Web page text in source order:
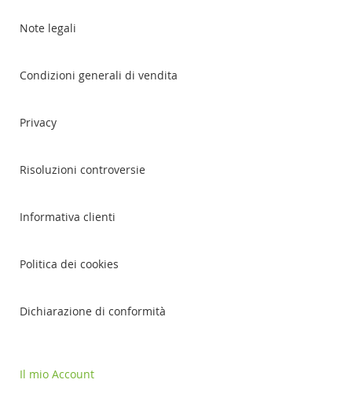
Note legali
Condizioni generali di vendita
Privacy
Risoluzioni controversie
Informativa clienti
Politica dei cookies
Dichiarazione di conformità
Il mio Account